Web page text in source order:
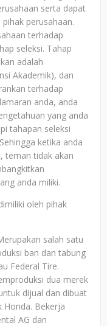
serta dapat
perusahaan.
terhadap
seleksi. Tahap
adalah
Akademik), dan
terhadap
anda, anda
yang anda
tahapan seleksi
ketika anda
teman tidak akan
anda miliki.
oleh pihak
salah satu
ban dan tabung
Federal Tire.
dua merek
dijual dan dibuat
Honda. Bekerja
AG dan